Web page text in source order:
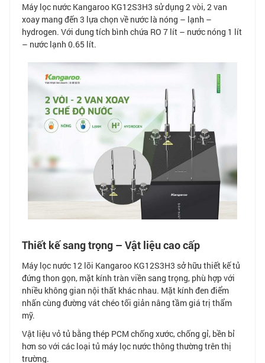
Máy lọc nước Kangaroo KG12S3H3 sử dụng 2 vòi, 2 van
xoay mang đến 3 lựa chọn về nước là nóng – lạnh –
hydrogen. Với dung tích bình chứa RO 7 lít – nước nóng 1 lít
– nước lạnh 0.65 lít.
Thiết kế sang trọng – Vật liệu cao cấp
Máy lọc nước 12 lõi Kangaroo KG12S3H3 sở hữu thiết kế tủ
đứng thon gọn, mặt kính tràn viền sang trọng, phù hợp với
nhiều không gian nội thất khác nhau. Mặt kính đen điểm
nhấn cùng đường vát chéo tối giản nâng tầm giá trị thẩm
mỹ.
Vật liệu vỏ tủ bằng thép PCM chống xước, chống gỉ, bền bỉ
hơn so với các loại tủ máy lọc nước thông thường trên thị
trường.